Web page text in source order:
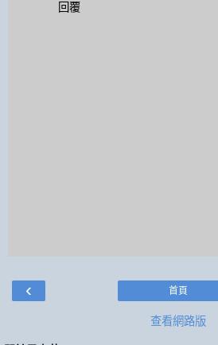
回覆
‹ 首頁
查看網路版